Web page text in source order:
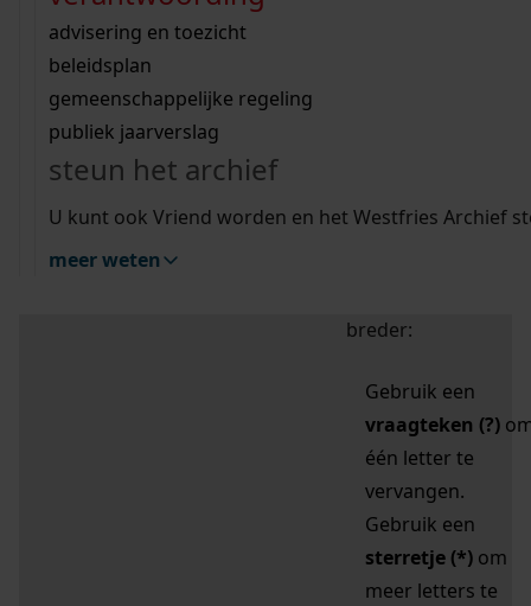
bouwvergunningen
omgevingsvergunningen
vergunningen
beeld en geluid
uitleg nodig?
Wij helpen u op weg met een aantal zoektips.
bekijk alle zoektips
Wij helpen u op weg met een aantal zoektips.
bekijk alle zoektips
bekijk ons geschiedenislokaal
advisering en toezicht
beleidsplan
gemeenschappelijke regeling
publiek jaarverslag
steun het archief
U kunt ook Vriend worden en het Westfries Archief
meer weten
zoektips
Mijn Studiezaal (inloggen)
uw zoekopdracht te
breder:
Gebruik een
vraagteken (?)
één letter te
vervangen.
Gebruik een
sterretje (*) om
meer letters te